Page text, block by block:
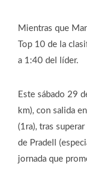
Mientras que
Top 10 de la
a 1:40 del líder.
Este sábado 29
km), con salida
(1ra), tras
de Pradell
jornada que